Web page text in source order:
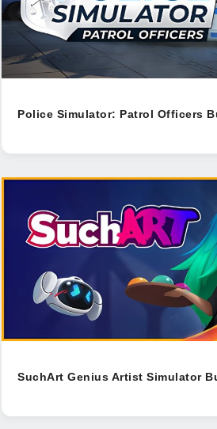
Police Simulator: Patrol Officers
SuchArt Genius Artist Simulator